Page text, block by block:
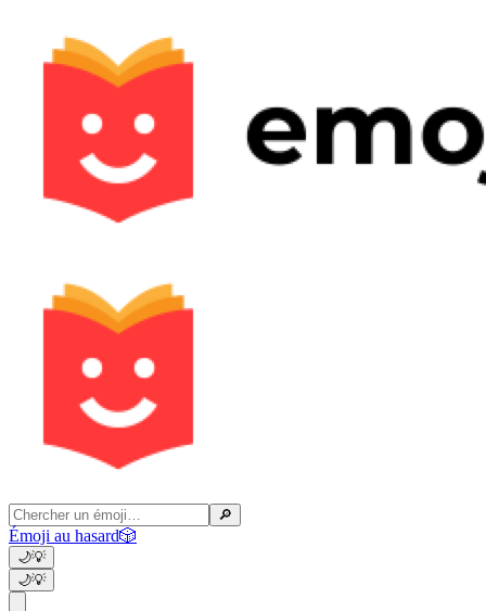
🔎
Émoji au hasard🎲
🌙💡
🌙💡